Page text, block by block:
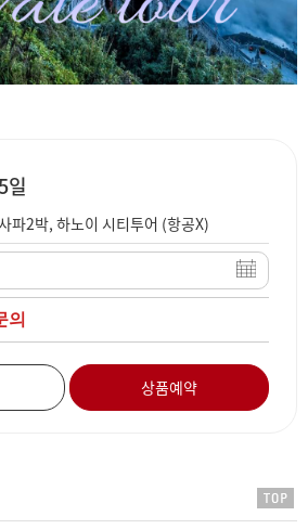
일
파2박, 하노이 시티투어 (항공X)
상품예약